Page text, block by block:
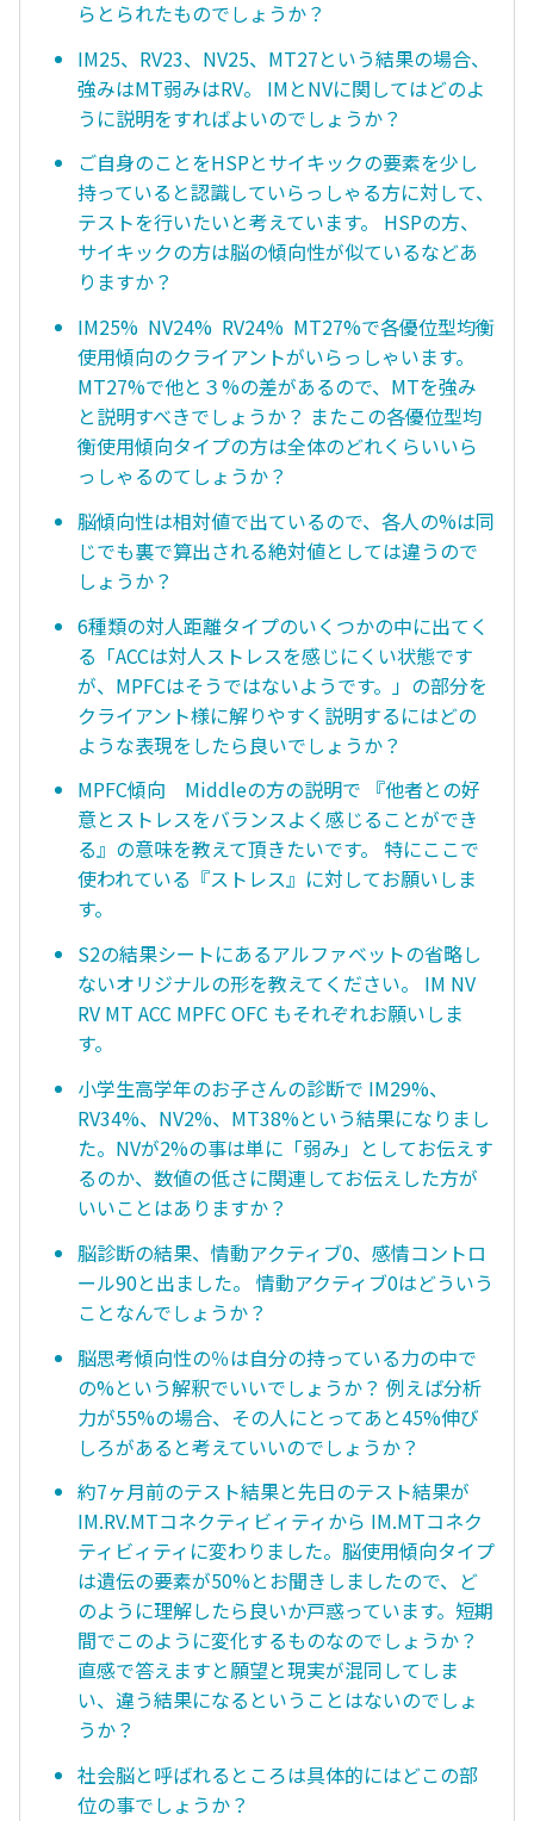
らとられたものでしょうか？
IM25、RV23、NV25、MT27という結果の場合、
強みはMT弱みはRV。 IMとNVに関してはどのよ
うに説明をすればよいのでしょうか？
ご自身のことをHSPとサイキックの要素を少し
持っていると認識していらっしゃる方に対して、
テストを行いたいと考えています。 HSPの方、
サイキックの方は脳の傾向性が似ているなどあ
りますか？
IM25% NV24% RV24% MT27%で各優位型均衡
使用傾向のクライアントがいらっしゃいます。
MT27%で他と３%の差があるので、MTを強み
と説明すべきでしょうか？ またこの各優位型均
衡使用傾向タイプの方は全体のどれくらいいら
っしゃるのてしょうか？
脳傾向性は相対値で出ているので、各人の%は同
じでも裏で算出される絶対値としては違うので
しょうか？
6種類の対人距離タイプのいくつかの中に出てく
る「ACCは対人ストレスを感じにくい状態です
が、MPFCはそうではないようです。」の部分を
クライアント様に解りやすく説明するにはどの
ような表現をしたら良いでしょうか？
MPFC傾向 Middleの方の説明で 『他者との好
意とストレスをバランスよく感じることができ
る』の意味を教えて頂きたいです。 特にここで
使われている『ストレス』に対してお願いしま
す。
S2の結果シートにあるアルファベットの省略し
ないオリジナルの形を教えてください。 IM NV
RV MT ACC MPFC OFC もそれぞれお願いしま
す。
小学生高学年のお子さんの診断で IM29%、
RV34%、NV2%、MT38%という結果になりまし
た。NVが2%の事は単に「弱み」としてお伝えす
るのか、数値の低さに関連してお伝えした方が
いいことはありますか？
脳診断の結果、情動アクティブ0、感情コントロ
ール90と出ました。 情動アクティブ0はどういう
ことなんでしょうか？
脳思考傾向性の％は自分の持っている力の中で
の%という解釈でいいでしょうか？ 例えば分析
力が55%の場合、その人にとってあと45%伸び
しろがあると考えていいのでしょうか？
約7ヶ月前のテスト結果と先日のテスト結果が
IM.RV.MTコネクティビィティから IM.MTコネク
ティビィティに変わりました。脳使用傾向タイプ
は遺伝の要素が50%とお聞きしましたので、ど
のように理解したら良いか戸惑っています。短期
間でこのように変化するものなのでしょうか？
直感で答えますと願望と現実が混同してしま
い、違う結果になるということはないのでしょ
うか？
社会脳と呼ばれるところは具体的にはどこの部
位の事でしょうか？